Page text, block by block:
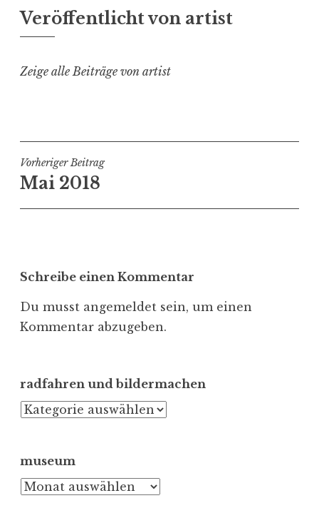
Veröffentlicht von artist
Zeige alle Beiträge von artist
Beitragsnavigation
Vorheriger Beitrag
Mai 2018
Schreibe einen Kommentar
Du musst angemeldet sein, um einen
Kommentar abzugeben.
radfahren und bildermachen
radfahren
museum
museum